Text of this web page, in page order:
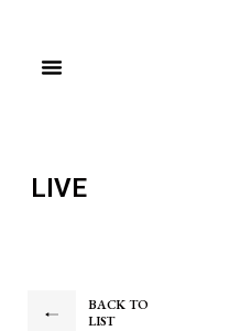
LIVE
BACK TO
LIST